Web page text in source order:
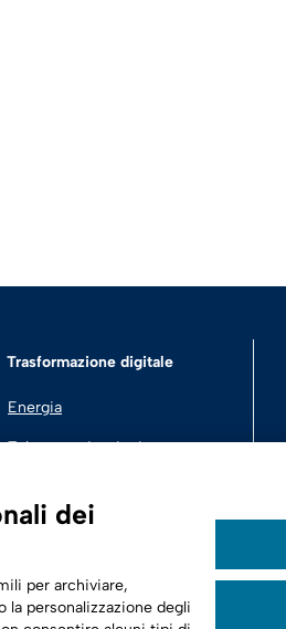
Trasformazione digitale
Energia
Telecomunicazioni
dei
per archiviare,
la personalizzazione degli